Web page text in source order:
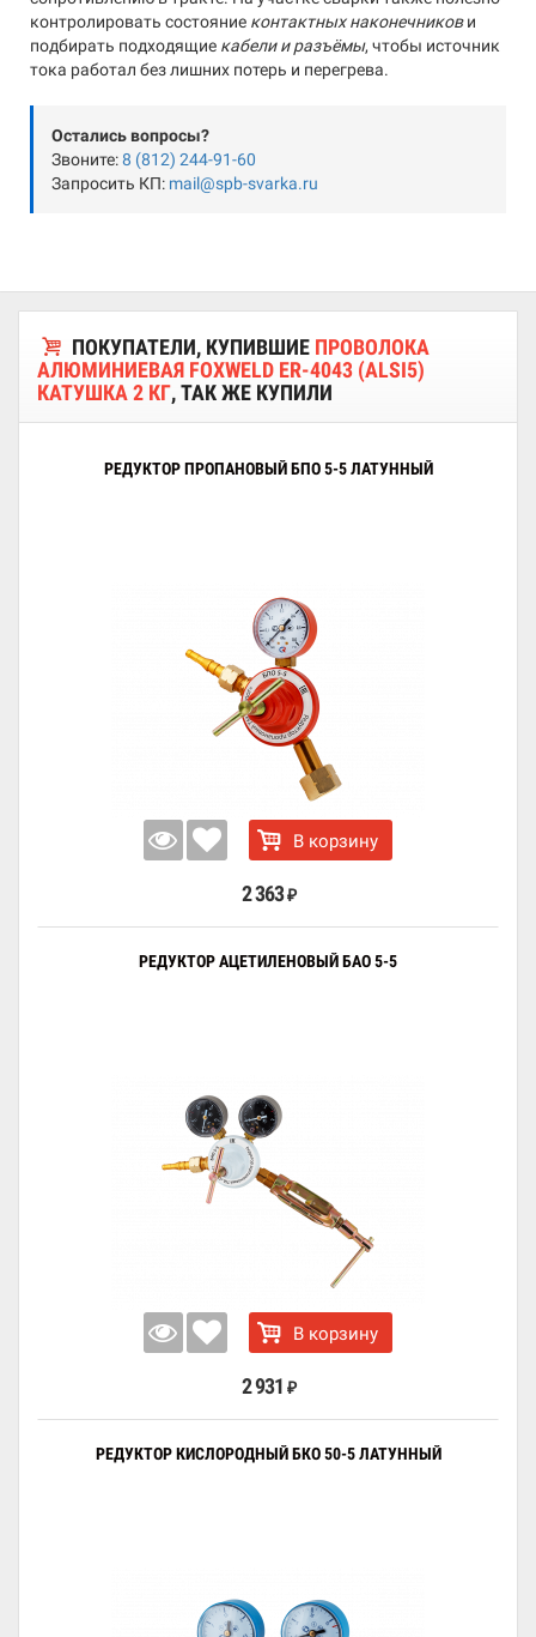
контролировать состояние контактных наконечникови
подбирать подходящие кабели и разъёмы, чтобы источник
тока работал без лишних потерь и перегрева.
Остались вопросы?
Звоните:8 (812) 244-91-60
Запросить КП: mail@spb-svarka.ru
ПОКУПАТЕЛИ, КУПИВШИЕ ПРОВОЛОКА
АЛЮМИНИЕВАЯ FOXWELD ER-4043 (ALSI5)
КАТУШКА 2 КГ, ТАК ЖЕ КУПИЛИ
РЕДУКТОР ПРОПАНОВЫЙ БПО 5-5 ЛАТУННЫЙ
В корзину
2 363 ₽
РЕДУКТОР АЦЕТИЛЕНОВЫЙ БАО 5-5
В корзину
2 931 ₽
РЕДУКТОР КИСЛОРОДНЫЙ БКО 50-5 ЛАТУННЫЙ